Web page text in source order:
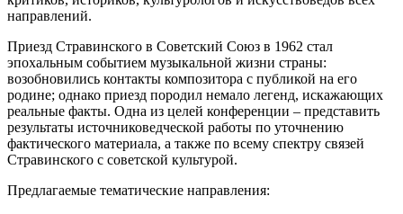
направлений.
Приезд Стравинского в Советский Союз в 1962 стал
эпохальным событием музыкальной жизни страны:
возобновились контакты композитора с публикой на его
родине; однако приезд породил немало легенд, искажающих
реальные факты. Одна из целей конференции – представить
результаты источниковедческой работы по уточнению
фактического материала, а также по всему спектру связей
Стравинского с советской культурой.
Предлагаемые тематические направления: